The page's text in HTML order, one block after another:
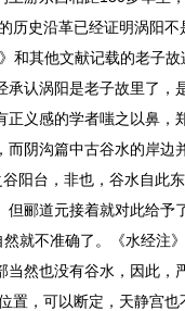
历史沿革已经证明涡阳
和其他文献记载的老子
认涡阳是老子故里了，
义感的学者嗤之以鼻，
阴沟篇中古谷水的岸边
阳台，非也，谷水自此
郦道元接着就对此给予
就不准确了。《水经注
然也没有谷水，因此，
置，可以断定，天静宫